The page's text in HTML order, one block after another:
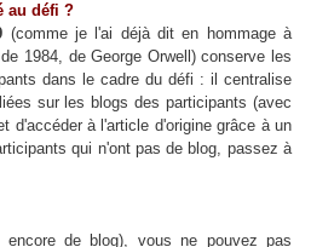
au défi ?
(comme je l'ai déjà dit en hommage à
1984, de George Orwell) conserve les
dans le cadre du défi : il centralise
sur les blogs des participants (avec
d'accéder à l'article d'origine grâce à un
qui n'ont pas de blog, passez à
de blog), vous ne pouvez pas